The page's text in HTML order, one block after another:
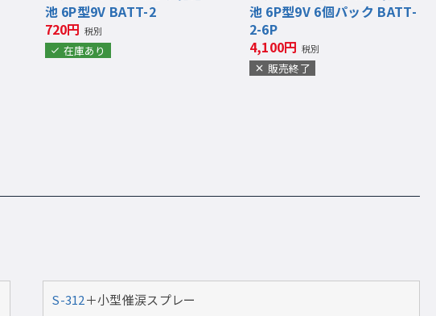
池 6P型9V BATT-2
720円 税別
在庫あり
池 6P型9V 6個パック BATT-
2-6P
4,100円 税別
販売終了
S-312＋小型催涙スプレー